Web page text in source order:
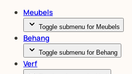
Meubels
Toggle submenu for Meubels
Behang
Toggle submenu for Behang
Verf